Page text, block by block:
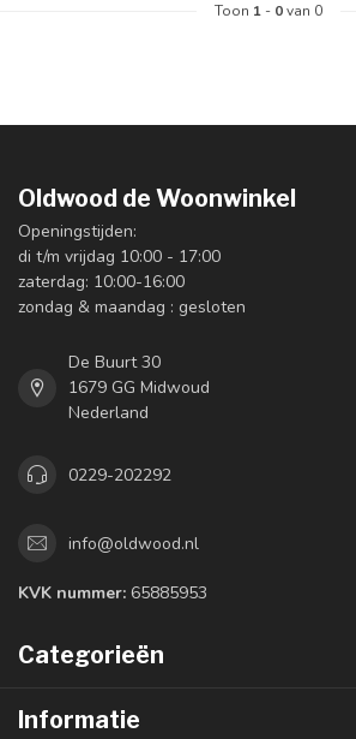
Toon 1 - 0van 0
Oldwood de Woonwinkel
Openingstijden:
di t/m vrijdag 10:00 - 17:00
zaterdag: 10:00-16:00
zondag & maandag : gesloten
De Buurt 30
1679 GG Midwoud
Nederland
0229-202292
info@oldwood.nl
KVK nummer: 65885953
Categorieën
Informatie